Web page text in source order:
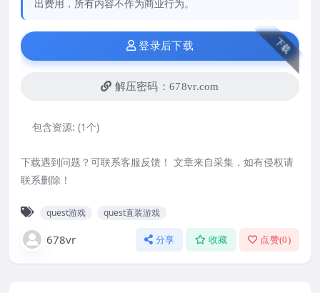
出费用，所有内容不作为商业行为。
下载
登录后下载
解压密码：678vr.com
包含资源: (1个)
下载遇到问题？可联系客服反馈！ 文章来自采集，如有侵权请
联系删除！
quest游戏 quest直装游戏
678vr 分享 收藏 点赞(0)